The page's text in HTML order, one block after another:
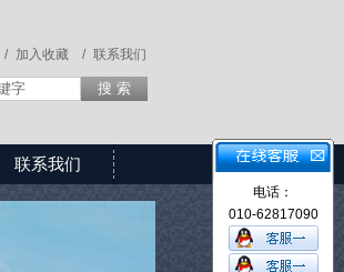
联系我们
加入收藏 /
/
联系我们
电话：
010-62817090